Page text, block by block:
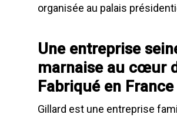
organisée au palais
Une entreprise
marnaise au cœur
Fabriqué en
Gillard est une entreprise